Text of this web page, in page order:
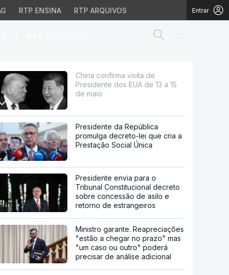
RTP ENSINA RTP ARQUIVOS Entrar
de 13 a 15 de maio
China confirma visita de
Presidente dos EUA de 13 a 15
de maio
Presidente da República
promulga decreto-lei que cria a
Prestação Social Única
Presidente envia para o
Tribunal Constitucional decreto
sobre concessão de asilo e
retorno de estrangeiros
Ministro garante. Reapreciações
"estão a chegar no prazo" mas
"um caso ou outro" poderá
precisar de análise adicional